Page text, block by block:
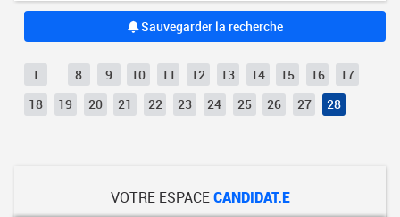
Sauvegarder la recherche
1 8 9 10 11 12 13 14 15 16
17
18
19 20 21 22 23 24 25 26 27 28
VOTRE ESPACECANDIDAT.E